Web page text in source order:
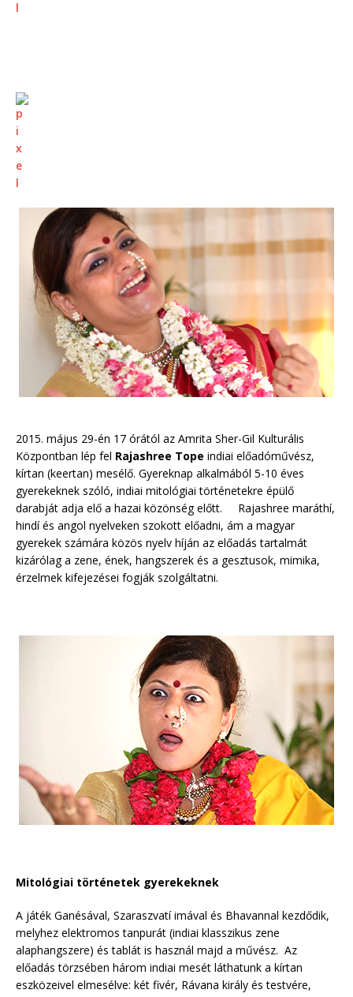
2015. május 29-én 17 órától az Amrita Sher-Gil Kulturális
Központban lép fel Rajashree Tope indiai előadóművész,
kírtan (keertan) mesélő. Gyereknap alkalmából 5-10 éves
gyerekeknek szóló, indiai mitológiai történetekre épülő
darabját adja elő a hazai közönség előtt. Rajashree maráthí,
hindí és angol nyelveken szokott előadni, ám a magyar
gyerekek számára közös nyelv híján az előadás tartalmát
kizárólag a zene, ének, hangszerek és a gesztusok, mimika,
érzelmek kifejezései fogják szolgáltatni.
Mitológiai történetek gyerekeknek
A játék Ganésával, Szaraszvatí imával és Bhavannal kezdődik,
melyhez elektromos tanpurát (indiai klasszikus zene
alaphangszere) és tablát is használ majd a művész. Az
előadás törzsében három indiai mesét láthatunk a kírtan
eszközeivel elmesélve: két fivér, Rávana király és testvére,